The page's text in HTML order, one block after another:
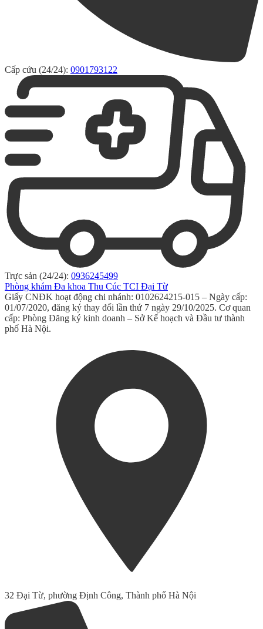
Cấp cứu (24/24): 0901793122
Trực sản (24/24): 0936245499
Phòng khám Đa khoa Thu Cúc TCI Đại Từ
Giấy CNĐK hoạt động chi nhánh: 0102624215-015 – Ngày cấp:
01/07/2020, đăng ký thay đổi lần thứ 7 ngày 29/10/2025. Cơ quan
cấp: Phòng Đăng ký kinh doanh – Sở Kế hoạch và Đầu tư thành
phố Hà Nội.
32 Đại Từ, phường Định Công, Thành phố Hà Nội